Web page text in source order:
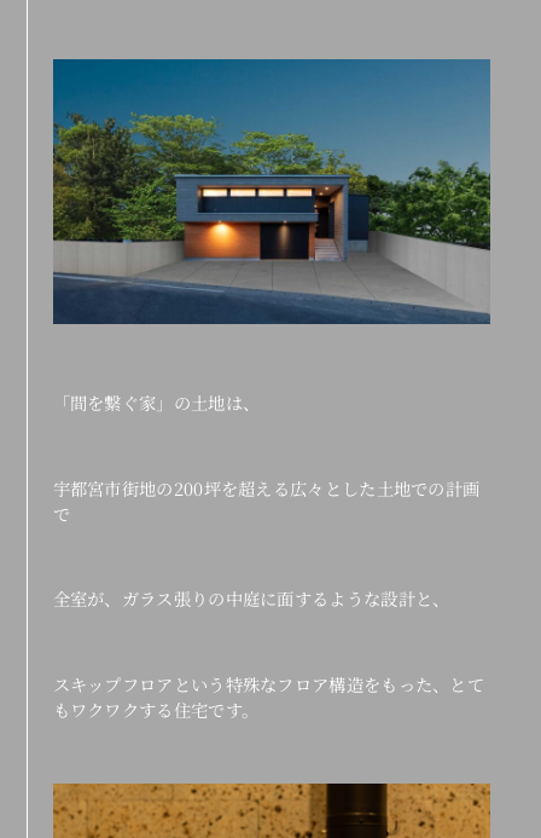
「間を繋ぐ家」の土地は、
宇都宮市街地の200坪を超える広々とした土地での計画
で
全室が、ガラス張りの中庭に面するような設計と、
スキップフロアという特殊なフロア構造をもった、とて
もワクワクする住宅です。